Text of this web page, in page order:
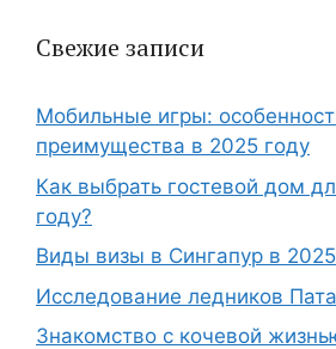
Свежие записи
Мобильные игры:
преимущества в 2025 году
Как выбрать гостевой дом
году?
Виды визы в Сингапур в
Исследование ледников
Знакомство с кочевой